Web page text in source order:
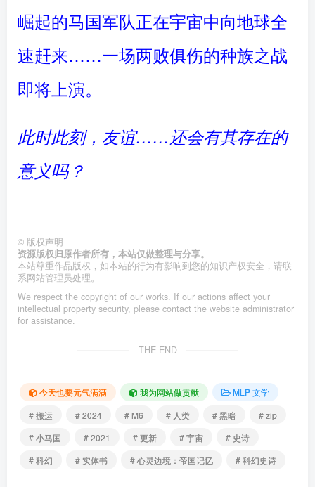
崛起的马国军队正在宇宙中向地球全
速赶来……一场两败俱伤的种族之战
即将上演。
此时此刻，友谊……还会有其存在的
意义吗？
© 版权声明
资源版权归原作者所有，本站仅做整理与分享。
本站尊重作品版权，如本站的行为有影响到您的知识产权安全，请联
系网站管理员处理。
We respect the copyright of our works. If our actions affect your
intellectual property security, please contact the website administrator
for assistance.
THE END
今天也要元气满满 我为网站做贡献
MLP 文学
# 搬运
# 2024 # M6 # 人类 # 黑暗
# zip
# 小马国
# 2021 # 更新 # 宇宙
# 史诗
# 科幻
# 实体书 # 心灵边境：帝国记忆 # 科幻史诗